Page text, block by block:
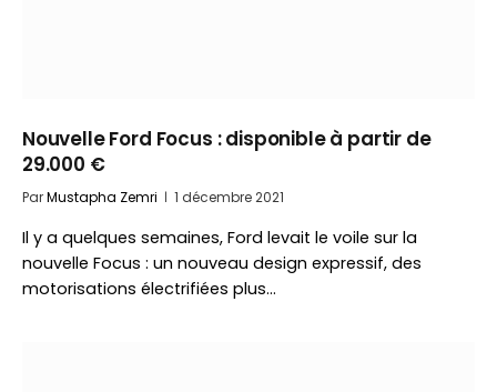
Nouvelle Ford Focus : disponible à partir de
29.000 €
ParMustapha Zemri 1 décembre 2021
Il y a quelques semaines, Ford levait le voile sur la
nouvelle Focus : un nouveau design expressif, des
motorisations électrifiées plus…